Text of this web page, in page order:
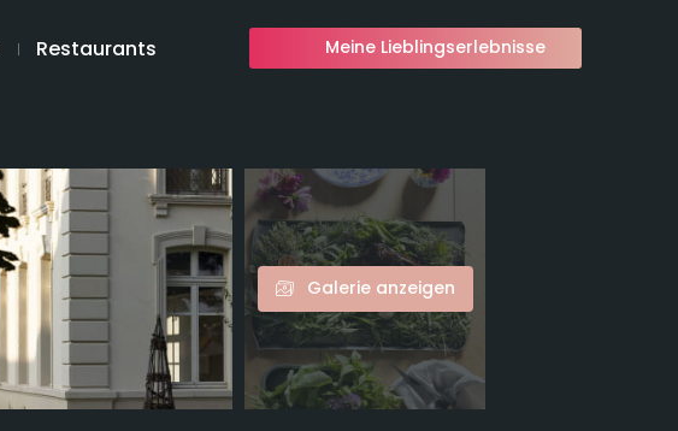
Restaurants Meine Lieblingserlebnisse
Galerie anzeigen